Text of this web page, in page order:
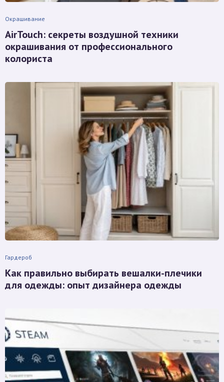
Окрашивание
AirTouch: секреты воздушной техники
окрашивания от профессионального
колориста
Гардероб
Как правильно выбирать вешалки-плечики
для одежды: опыт дизайнера одежды